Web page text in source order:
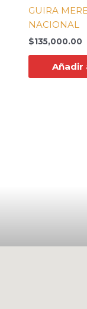
GUIRA
NACIONAL
$135,000.00
Añadir